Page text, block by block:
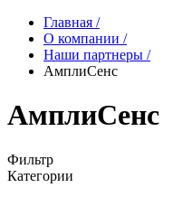
Главная /
О компании /
Наши партнеры /
АмплиСенс
АмплиСенс
Фильтр
Категории